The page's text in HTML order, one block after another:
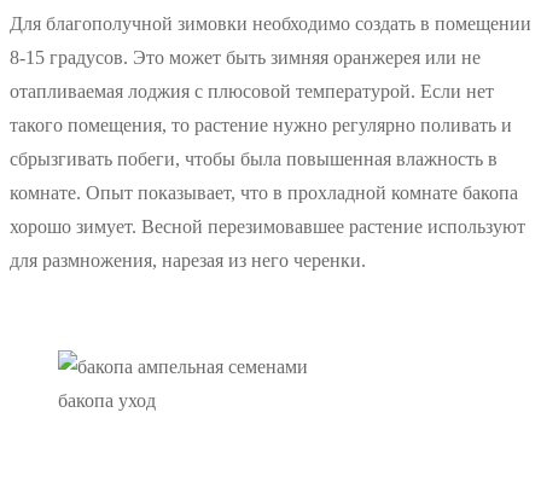
Для благополучной зимовки необходимо создать в помещении
8-15 градусов. Это может быть зимняя оранжерея или не
отапливаемая лоджия с плюсовой температурой. Если нет
такого помещения, то растение нужно регулярно поливать и
сбрызгивать побеги, чтобы была повышенная влажность в
комнате. Опыт показывает, что в прохладной комнате бакопа
хорошо зимует. Весной перезимовавшее растение используют
для размножения, нарезая из него черенки.
бакопа уход